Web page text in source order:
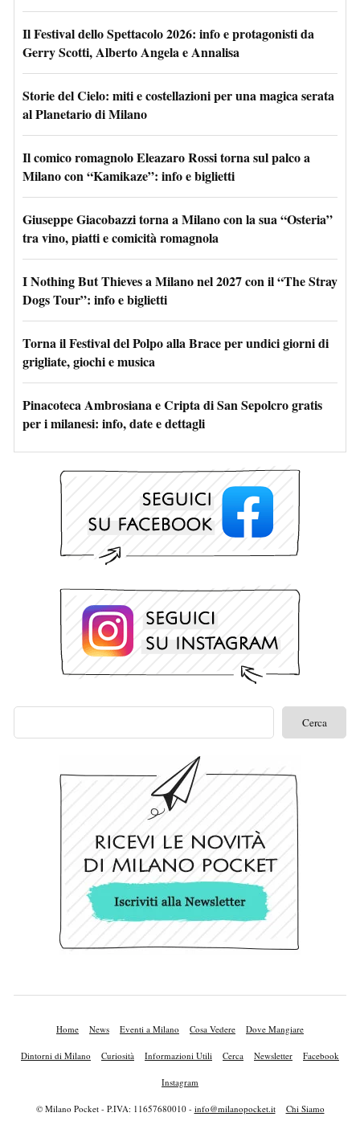
Il Festival dello Spettacolo 2026: info e protagonisti da
Gerry Scotti, Alberto Angela e Annalisa
Storie del Cielo: miti e costellazioni per una magica serata
al Planetario di Milano
Il comico romagnolo Eleazaro Rossi torna sul palco a
Milano con “Kamikaze”: info e biglietti
Giuseppe Giacobazzi torna a Milano con la sua “Osteria”
tra vino, piatti e comicità romagnola
I Nothing But Thieves a Milano nel 2027 con il “The Stray
Dogs Tour”: info e biglietti
Torna il Festival del Polpo alla Brace per undici giorni di
grigliate, giochi e musica
Pinacoteca Ambrosiana e Cripta di San Sepolcro gratis
per i milanesi: info, date e dettagli
Home News Eventi a Milano Cosa Vedere Dove Mangiare
Dintorni di Milano Curiosità Informazioni Utili Cerca Newsletter Facebook
Instagram
© Milano Pocket - P.IVA: 11657680010 - info@milanopocket.it Chi Siamo